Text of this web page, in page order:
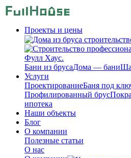
Проекты и цены
Бани из брусаДома — бани
Услуги
ПроектированиеБаня под
Профилированный брус
ипотека
Наши объекты
Блог
О компании
Полезные статьи
О нас